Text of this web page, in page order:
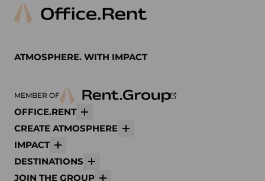
ATMOSPHERE. WITH IMPACT
MEMBER OF
OFFICE.RENT
CREATE ATMOSPHERE
IMPACT
DESTINATIONS
JOIN THE GROUP